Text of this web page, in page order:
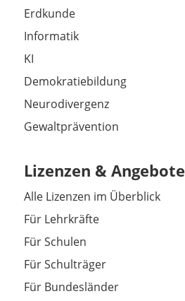
Erdkunde
Informatik
KI
Demokratiebildung
Neurodivergenz
Gewaltprävention
Lizenzen & Angebote
Alle Lizenzen im Überblick
Für Lehrkräfte
Für Schulen
Für Schulträger
Für Bundesländer